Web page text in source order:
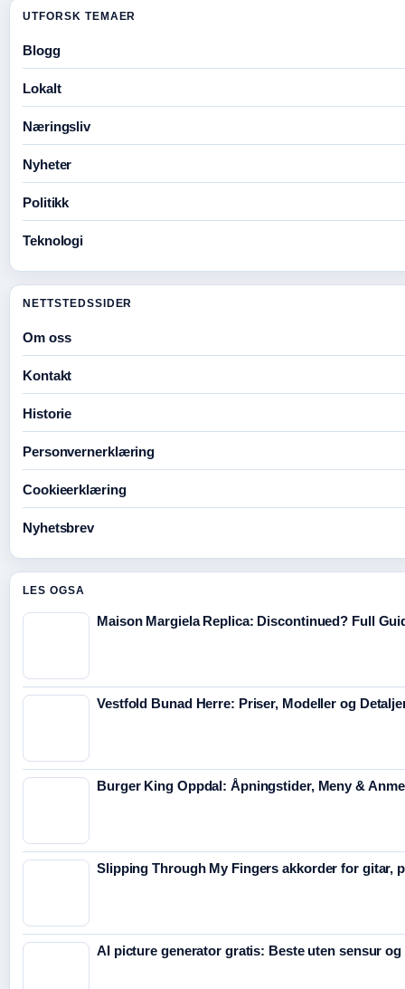
UTFORSK TEMAER
Blogg
Lokalt
Næringsliv
Nyheter
Politikk
Teknologi
NETTSTEDSSIDER
Om oss
Kontakt
Historie
Personvernerklæring
Cookieerklæring
Nyhetsbrev
LES OGSA
Maison Margiela Replica: Discontinued? Full
Vestfold Bunad Herre: Priser, Modeller og
Burger King Oppdal: Åpningstider, Meny &
Slipping Through My Fingers akkorder for gitar,
AI picture generator gratis: Beste uten sensur